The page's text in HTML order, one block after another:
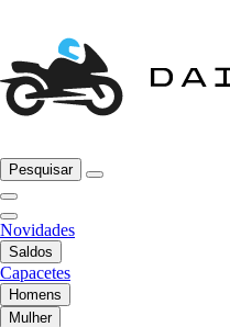
Pesquisar
Novidades
Saldos
Capacetes
Homens
Mulher